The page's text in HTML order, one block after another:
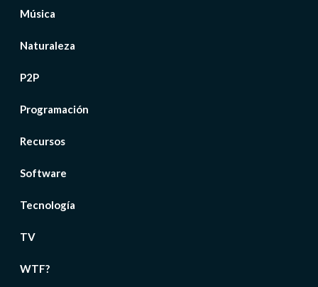
Música
Naturaleza
P2P
Programación
Recursos
Software
Tecnología
TV
WTF?